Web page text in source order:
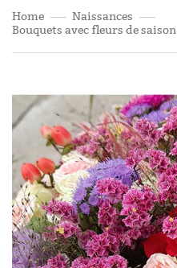
Home
Naissances
Bouquets avec fleurs de saison